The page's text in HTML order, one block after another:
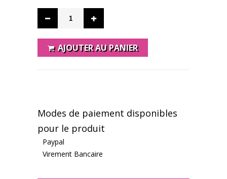
AJOUTER AU PANIER
Modes de paiement disponibles
pour le produit
Paypal
Virement Bancaire